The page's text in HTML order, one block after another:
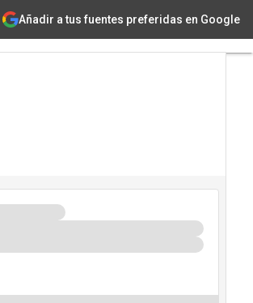
Añadir a tus fuentes preferidas en Google
Tecnología
Ciberseguridad